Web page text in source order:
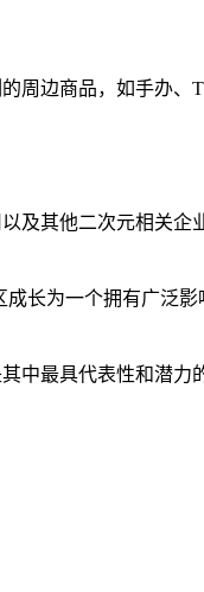
周边商品，如手办、
及其他二次元相关企
长为一个拥有广泛
中最具代表性和潜力